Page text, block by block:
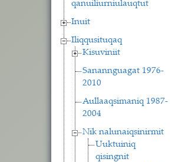
qanuiliurniulauqtut
Inuit
Iliqqusituqaq
Kisuviniit
Sanannguagat 1976-
2010
Aullaaqsimaniq 1987-
2004
Nik nalunaiqsinirmit
Uuktuiniq
qisingnit